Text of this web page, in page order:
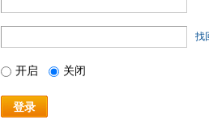
找
开启 关闭
登录